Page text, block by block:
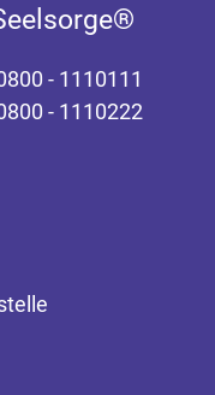
- 1110111
- 1110222